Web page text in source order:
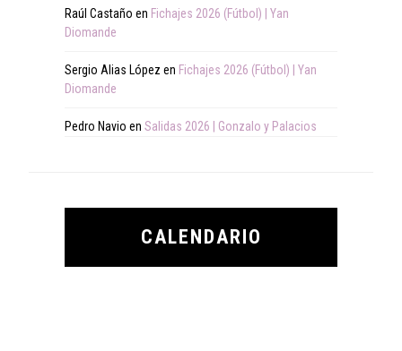
Raúl Castaño en Fichajes 2026 (Fútbol) | Yan
Diomande
Sergio Alias López en Fichajes 2026 (Fútbol) | Yan
Diomande
Pedro Navio en Salidas 2026 | Gonzalo y Palacios
CALENDARIO